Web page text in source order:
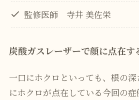
監修医師 寺井 美佐栄
炭酸ガスレーザーで顔に点在す
一口にホクロといっても、根の
にホクロが点在している今回の